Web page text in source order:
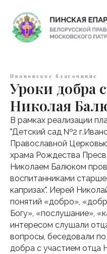
Ивановское благочиние
Уроки добра
Николая
В рамках реализации
"Детский сад №2
Православной
храма Рождества
Николаем Балюком
воспитанниками
капризах". Иерей
понятий «добро»,
Богу», «послушание»,
интересом слушали
вопросы, беседовали
добра с участием отца